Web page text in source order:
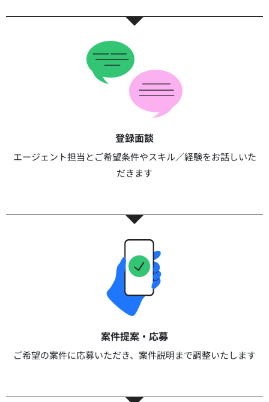
登録面談​​
エージェント担当とご希望条件やスキル／経験をお話しいた
だきます​
案件提案・応募​
ご希望の案件に応募いただき、案件説明まで調整いたします​​